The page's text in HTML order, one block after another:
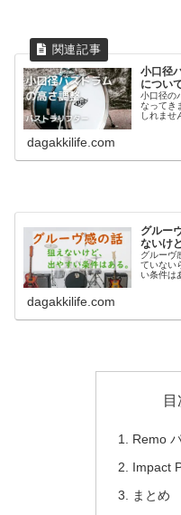
小口径
について
小口径の
なってき
しれませ
dagakkilife.com
グルー
ないけ
グルーヴ
ていない
い条件は
dagakkilife.com
目
Remo
Impact
まとめ